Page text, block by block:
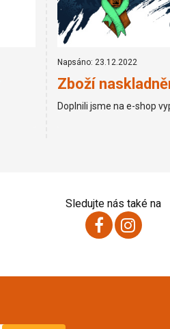
Napsáno: 23.12.2022
Zboží
Doplnili jsme na e-shop
Sledujte nás také na